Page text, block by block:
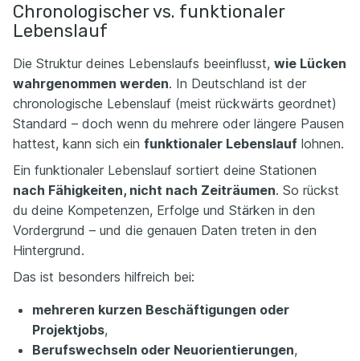
Chronologischer vs. funktionaler
Lebenslauf
Die Struktur deines Lebenslaufs beeinflusst, wie Lücken
wahrgenommen werden. In Deutschland ist der
chronologische Lebenslauf (meist rückwärts geordnet)
Standard – doch wenn du mehrere oder längere Pausen
hattest, kann sich ein funktionaler Lebenslauf lohnen.
Ein funktionaler Lebenslauf sortiert deine Stationen
nach Fähigkeiten, nicht nach Zeiträumen. So rückst
du deine Kompetenzen, Erfolge und Stärken in den
Vordergrund – und die genauen Daten treten in den
Hintergrund.
Das ist besonders hilfreich bei:
mehreren kurzen Beschäftigungen oder
Projektjobs,
Berufswechseln oder Neuorientierungen,